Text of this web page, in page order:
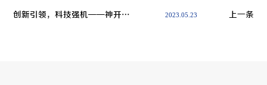
创新引领，科技强机——神开参加中石协科技大会 2023.05.23 上一条